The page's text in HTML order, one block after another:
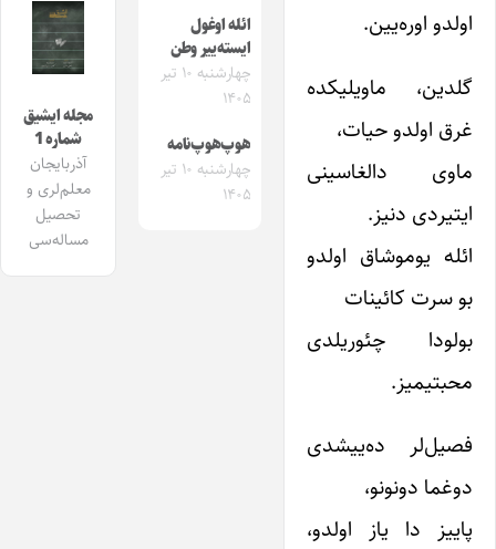
اولدو اوره‌یین.
گلدین، ماویلیکده
غرق اولدو حیات،
ماوی دالغاسینی
ایتیردی دنیز.
ائله یوموشاق اولدو
بو سرت کائینات
بولودا چئوریلدی
محبتیمیز.
فصیل‌لر ده‌ییشدی
دوغما دونونو،
پاییز دا یاز اولدو،
ائله اوغول
ایسته‌ییر وطن
چهارشنبه ۱۰ تیر
۱۴۰۵
هوپ‌هوپ‌نامه
چهارشنبه ۱۰ تیر
۱۴۰۵
مجله ایشیق
شماره 1
آذربایجان
معلم‌لری و
تحصیل
مساله‌سی